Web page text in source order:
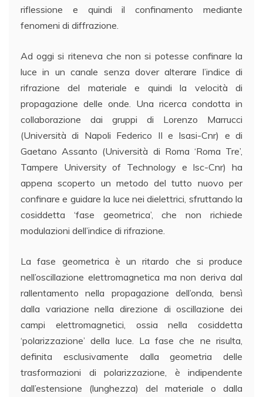
riflessione e quindi il confinamento mediante
fenomeni di diffrazione.
Ad oggi si riteneva che non si potesse confinare la
luce in un canale senza dover alterare l’indice di
rifrazione del materiale e quindi la velocità di
propagazione delle onde. Una ricerca condotta in
collaborazione dai gruppi di Lorenzo Marrucci
(Università di Napoli Federico II e Isasi-Cnr) e di
Gaetano Assanto (Università di Roma ‘Roma Tre’,
Tampere University of Technology e Isc-Cnr) ha
appena scoperto un metodo del tutto nuovo per
confinare e guidare la luce nei dielettrici, sfruttando la
cosiddetta ‘fase geometrica’, che non richiede
modulazioni dell’indice di rifrazione.
La fase geometrica è un ritardo che si produce
nell’oscillazione elettromagnetica ma non deriva dal
rallentamento nella propagazione dell’onda, bensì
dalla variazione nella direzione di oscillazione dei
campi elettromagnetici, ossia nella cosiddetta
‘polarizzazione’ della luce. La fase che ne risulta,
definita esclusivamente dalla geometria delle
trasformazioni di polarizzazione, è indipendente
dall’estensione (lunghezza) del materiale o dalla